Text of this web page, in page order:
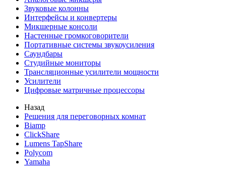
Звуковые колонны
Интерфейсы и конвертеры
Микшерные консоли
Настенные громкоговорители
Портативные системы звукоусиления
Саундбары
Студийные мониторы
Трансляционные усилители мощности
Усилители
Цифровые матричные процессоры
Назад
Решения для переговорных комнат
Biamp
ClickShare
Lumens TapShare
Polycom
Yamaha